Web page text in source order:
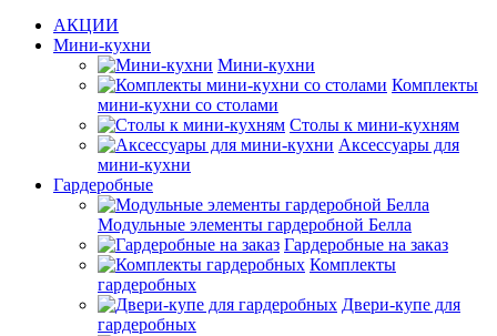
АКЦИИ
Мини-кухни
Мини-кухни
Комплекты
мини-кухни со столами
Столы к мини-кухням
Аксессуары для
мини-кухни
Гардеробные
Модульные элементы гардеробной Белла
Гардеробные на заказ
Комплекты
гардеробных
Двери-купе для
гардеробных